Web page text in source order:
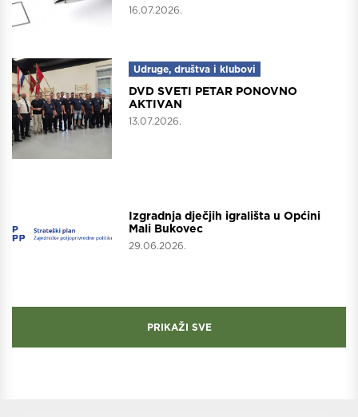
16.07.2026.
Udruge, društva i klubovi
DVD SVETI PETAR PONOVNO
AKTIVAN
13.07.2026.
Izgradnja dječjih igrališta u Općini
Mali Bukovec
29.06.2026.
PRIKAŽI SVE